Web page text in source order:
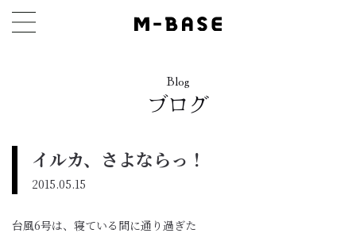
Blog
ブログ
イルカ、さよならっ！
2015.05.15
台風6号は、寝ている間に通り過ぎた